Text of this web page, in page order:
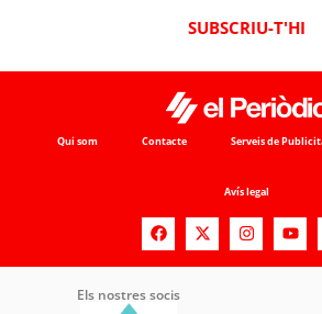
SUBSCRIU-T'HI
Qui som Contacte Serveis de
Avís legal
Els nostres socis